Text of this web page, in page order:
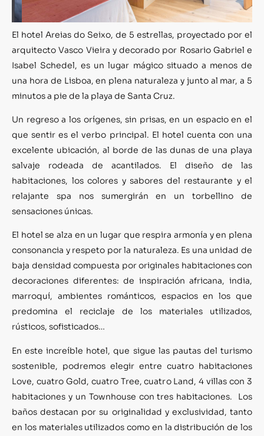
El hotel Areias do Seixo, de 5 estrellas, proyectado por el
arquitecto Vasco Vieira y decorado por Rosario Gabriel e
Isabel Schedel, es un lugar mágico situado a menos de
una hora de Lisboa, en plena naturaleza y junto al mar, a 5
minutos a pie de la playa de Santa Cruz.
Un regreso a los orígenes, sin prisas, en un espacio en el
que sentir es el verbo principal. El hotel cuenta con una
excelente ubicación, al borde de las dunas de una playa
salvaje rodeada de acantilados. El diseño de las
habitaciones, los colores y sabores del restaurante y el
relajante spa nos sumergirán en un torbellino de
sensaciones únicas.
El hotel se alza en un lugar que respira armonía y en plena
consonancia y respeto por la naturaleza. Es una unidad de
baja densidad compuesta por originales habitaciones con
decoraciones diferentes: de inspiración africana, india,
marroquí, ambientes románticos, espacios en los que
predomina el reciclaje de los materiales utilizados,
rústicos, sofisticados…
En este increíble hotel, que sigue las pautas del turismo
sostenible, podremos elegir entre cuatro habitaciones
Love, cuatro Gold, cuatro Tree, cuatro Land, 4 villas con 3
habitaciones y un Townhouse con tres habitaciones. Los
baños destacan por su originalidad y exclusividad, tanto
en los materiales utilizados como en la distribución de los